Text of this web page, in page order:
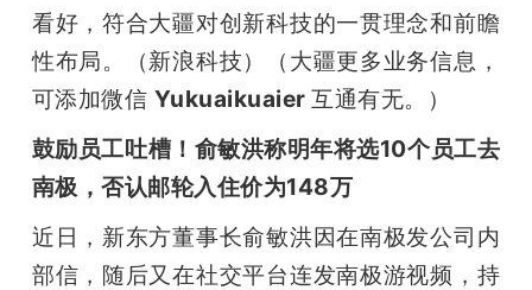
看好，符合大疆对创新科技的一贯理念和前瞻
性布局。（新浪科技）（大疆更多业务信息，
可添加微信 Yukuaikuaier 互通有无。）
鼓励员工吐槽！俞敏洪称明年将选10个员工去
南极，否认邮轮入住价为148万
近日，新东方董事长俞敏洪因在南极发公司内
部信，随后又在社交平台连发南极游视频，持